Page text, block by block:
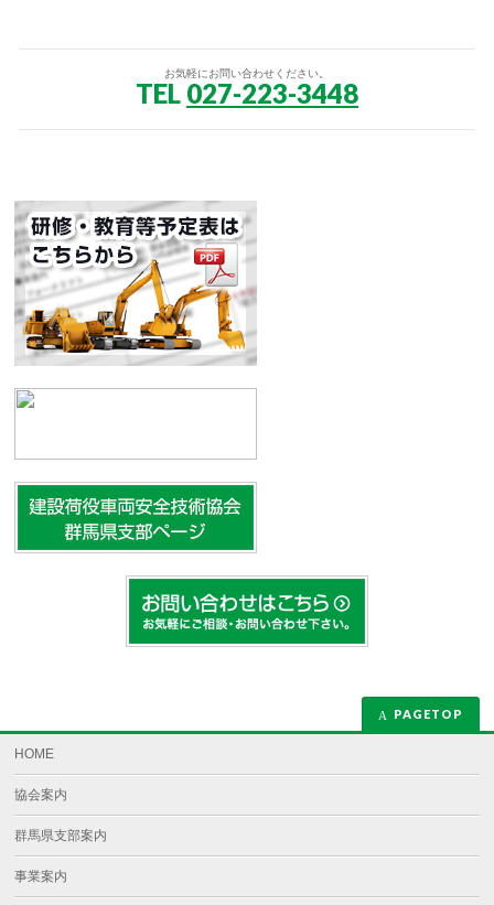
お気軽にお問い合わせください。
TEL 027-223-3448
PAGETOP
HOME
協会案内
群馬県支部案内
事業案内